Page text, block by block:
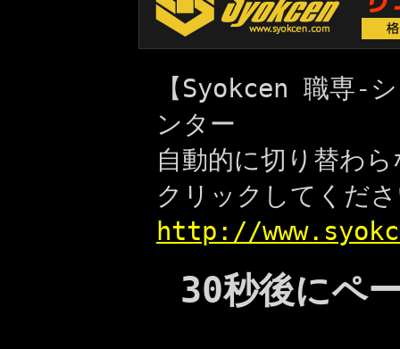
【Syokcen 職専-
ンター
自動的に切り替わ
クリックしてくだ
http://
30秒後にペ